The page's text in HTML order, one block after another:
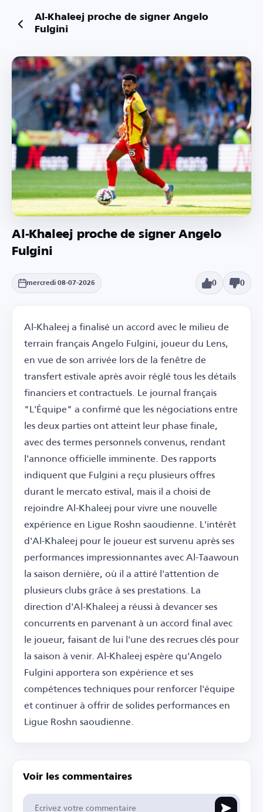
Al-Khaleej proche de signer Angelo
Fulgini
Al-Khaleej proche de signer Angelo
Fulgini
mercredi 08-07-2026 0 0
Al-Khaleej a finalisé un accord avec le milieu de
terrain français Angelo Fulgini, joueur du Lens,
en vue de son arrivée lors de la fenêtre de
transfert estivale après avoir réglé tous les détails
financiers et contractuels. Le journal français
"L'Équipe" a confirmé que les négociations entre
les deux parties ont atteint leur phase finale,
avec des termes personnels convenus, rendant
l'annonce officielle imminente. Des rapports
indiquent que Fulgini a reçu plusieurs offres
durant le mercato estival, mais il a choisi de
rejoindre Al-Khaleej pour vivre une nouvelle
expérience en Ligue Roshn saoudienne. L'intérêt
d'Al-Khaleej pour le joueur est survenu après ses
performances impressionnantes avec Al-Taawoun
la saison dernière, où il a attiré l'attention de
plusieurs clubs grâce à ses prestations. La
direction d'Al-Khaleej a réussi à devancer ses
concurrents en parvenant à un accord final avec
le joueur, faisant de lui l'une des recrues clés pour
la saison à venir. Al-Khaleej espère qu'Angelo
Fulgini apportera son expérience et ses
compétences techniques pour renforcer l'équipe
et continuer à offrir de solides performances en
Ligue Roshn saoudienne.
Voir les commentaires